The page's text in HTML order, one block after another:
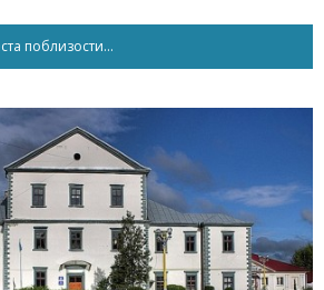
поблизости...